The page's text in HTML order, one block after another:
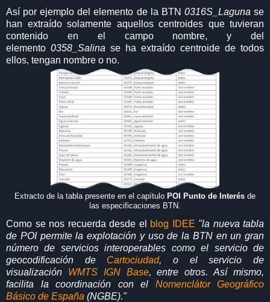
Así por ejemplo del elemento de la BTN 0316S_Lagunase
han extraído solamente aquellos centroides que tuvieran
contenido en el campo nombre, y del
elemento 0358_Salina se ha extraído centroide de todos
ellos, tengan nombre o no.
Extracto de la tabla presente en el capítulo POI Punto de Interés de
las especificaciones BTN.
Como se nos recuerda desde el blog IDEE "la nueva tabla
de POI permite la explotación y uso de la BTN en un gran
número de servicios interoperables como el servicio de
geocodificación de Cartociudad, o el servicio de
visualización WMTS IGN Base, entre otros. Así mismo,
facilita la coordinación con el Nomenclátor Geográfico
Básico de España (NGBE)."